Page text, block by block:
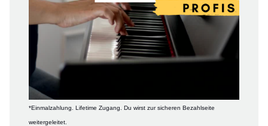
*Einmalzahlung. Lifetime Zugang. Du wirst zur sicheren Bezahlseite
weitergeleitet.